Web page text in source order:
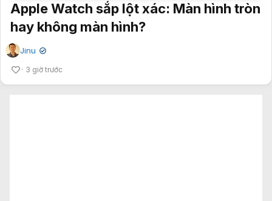
Apple Watch sắp lột xác: Màn hình tròn
hay không màn hình?
Jinu ✔
3 giờ trước